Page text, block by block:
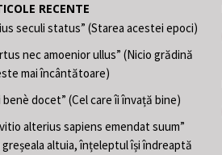
RECENTE
seculi status” (Starea acestei epoci)
nec amoenior ullus” (Nicio grădină
mai încântătoare)
benè docet” (Cel care îi învață bine)
alterius sapiens emendat suum”
greșeala altuia, înțeleptul își îndreaptă